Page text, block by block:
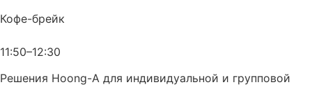
Кофе-брейк
11:50–12:30
Решения Hoong-A для индивидуальной и групповой